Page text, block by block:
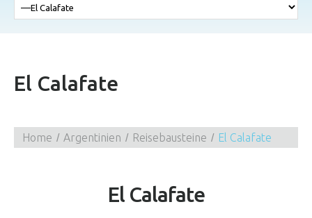
El Calafate
Home Argentinien Reisebausteine El Calafate
El Calafate